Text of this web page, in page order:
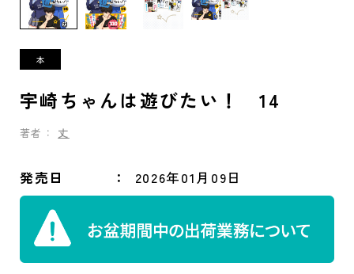
宇崎ちゃんは遊びたい！ 14
著者： 丈
発売日 2026年01月09日